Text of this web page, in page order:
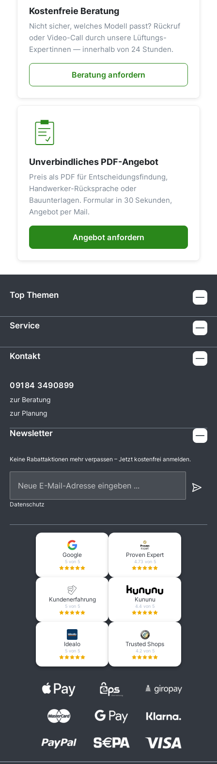
Kostenfreie Beratung
Nicht sicher, welches Modell passt? Rückruf
oder Video-Call durch unsere Lüftungs-
Expertinnen — innerhalb von 24 Stunden.
Beratung anfordern
Unverbindliches PDF-Angebot
Preis als PDF für Entscheidungsfindung,
Handwerker-Rücksprache oder
Bauunterlagen. Formular in 30 Sekunden,
Angebot per Mail.
Angebot anfordern
Top Themen
Service
Kontakt
09184 3490899
zur Beratung
zur Planung
Newsletter
Keine Rabattaktionen mehr verpassen – Jetzt kostenfrei anmelden.
Datenschutz
Google
5 von 5
Proven Expert
4.73 von 5
Kundenerfahrung
5 von 5
Kununu
4.4 von 5
Idealo
5 von 5
Trusted Shops
4.2 von 5